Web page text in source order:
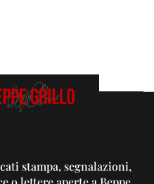
stampa, segnalazioni,